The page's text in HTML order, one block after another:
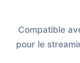
Compatible
pour le